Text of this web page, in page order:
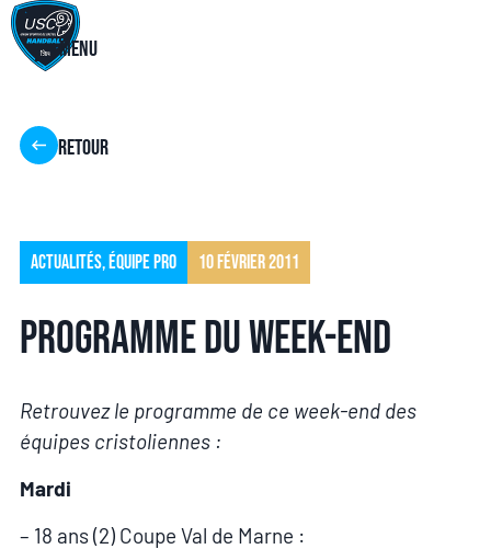
Menu
Retour
Actualités, Équipe pro 10 février 2011
Programme du week-end
Retrouvez le programme de ce week-end des
équipes cristoliennes :
Mardi
– 18 ans (2) Coupe Val de Marne :